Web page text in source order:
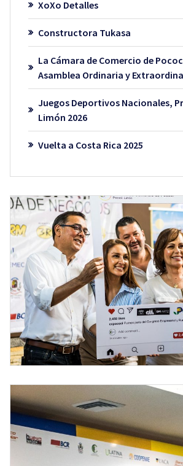
XoXo Detalles
Constructora Tukasa
La Cámara de Comercio de
Asamblea Ordinaria y
Juegos Deportivos Nacionales,
Limón 2026
Vuelta a Costa Rica 2025